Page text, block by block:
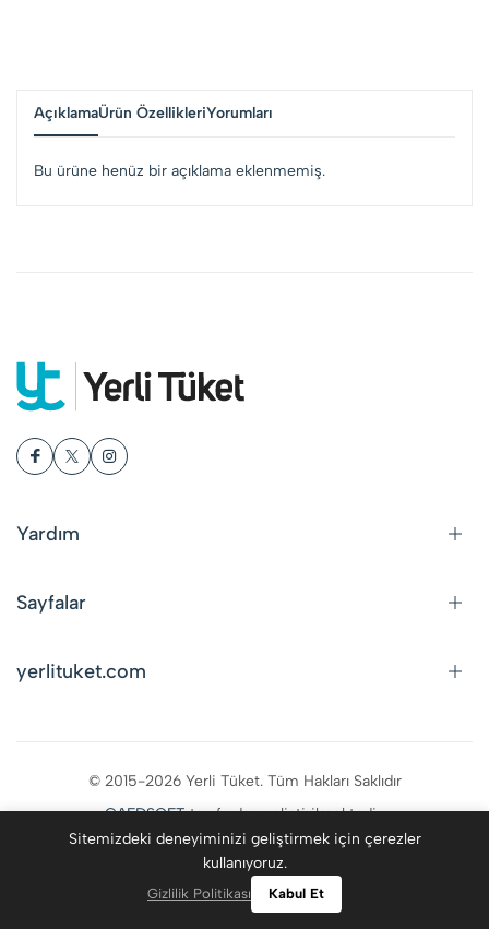
AçıklamaÜrün ÖzellikleriYorumları
Bu ürüne henüz bir açıklama eklenmemiş.
Yardım
Sayfalar
yerlituket.com
© 2015-2026 Yerli Tüket. Tüm Hakları Saklıdır
CAFDSOFTtarafından geliştirilmektedir.
Sitemizdeki deneyiminizi geliştirmek için çerezler
kullanıyoruz.
Gizlilik Politikası Kabul Et
Giriş Yap
0
Favoriler